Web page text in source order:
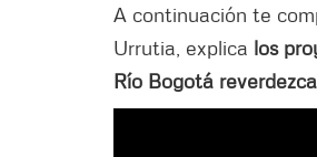
A continuación te
Urrutia, explica los
Río Bogotá